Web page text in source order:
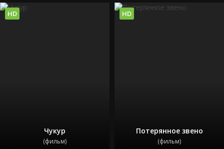
Чукур
(фильм)
HD
Потерянное звено
(фильм)
HD